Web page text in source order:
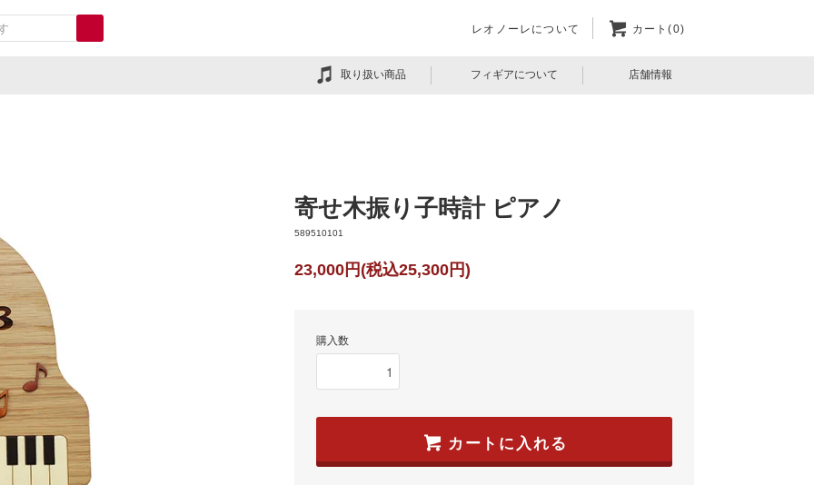
レオノーレについて カート(0)
取り扱い商品 フィギアについて 店舗情報
寄せ木振り子時計 ピアノ
589510101
23,000円(税込25,300円)
購入数
カートに入れる